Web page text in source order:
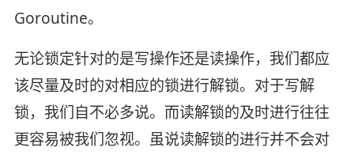
Goroutine。
无论锁定针对的是写操作还是读操作，我们都应
该尽量及时的对相应的锁进行解锁。对于写解
锁，我们自不必多说。而读解锁的及时进行往往
更容易被我们忽视。虽说读解锁的进行并不会对